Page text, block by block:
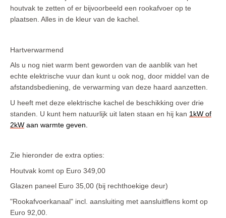
haardscherm of onderdelen gashaarden 2026
houtvak te zetten of er bijvoorbeeld een rookafvoer op te
plaatsen. Alles in de kleur van de kachel.
Hartverwarmend
Als u nog niet warm bent geworden van de aanblik van het
echte elektrische vuur dan kunt u ook nog, door middel van de
afstandsbediening, de verwarming van deze haard aanzetten.
U heeft met deze elektrische kachel de beschikking over drie
standen. U kunt hem natuurlijk uit laten staan en hij kan 1kW of
2kW aan warmte geven.
Zie hieronder de extra opties:
Houtvak komt op Euro 349,00
Glazen paneel Euro 35,00 (bij rechthoekige deur)
"Rookafvoerkanaal" incl. aansluiting met aansluitflens komt op
Euro 92,00.